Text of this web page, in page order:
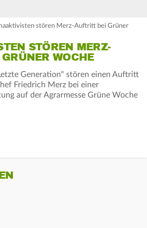
stören Merz-Auftritt bei Grüner
STÖREN MERZ-
WOCHE
Generation" stören einen Auftritt
Friedrich Merz bei einer
auf der Agrarmesse Grüne Woche